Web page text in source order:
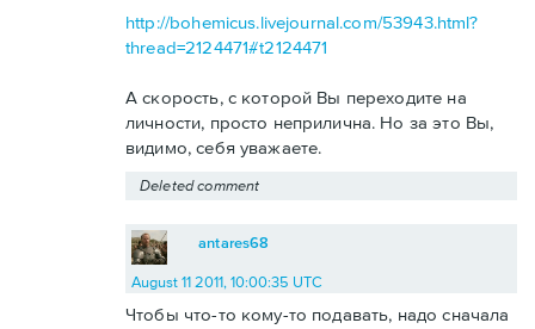
http://bohemicus.livejournal.com/53943.html?
thread=2124471#t2124471
А скорость, с которой Вы переходите на
личности, просто неприлична. Но за это Вы,
видимо, себя уважаете.
Deleted comment
antares68
August 11 2011, 10:00:35 UTC
Чтобы что-то кому-то подавать, надо сначала